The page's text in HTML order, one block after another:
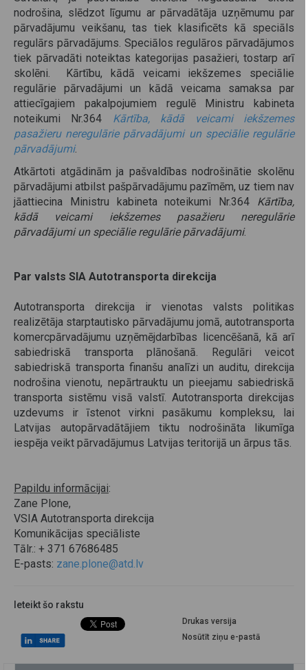
nodrošina, slēdzot līgumu ar pārvadātāja uzņēmumu par
pārvadājumu veikšanu, tas tiek klasificēts kā speciāls
regulārs pārvadājums. Speciālos regulāros pārvadājumos
tiek pārvadāti noteiktas kategorijas pasažieri, tostarp arī
skolēni. Kārtību, kādā veicami iekšzemes speciālie
regulārie pārvadājumi un kādā veicama samaksa par
attiecīgajiem pakalpojumiem regulē Ministru kabineta
noteikumi Nr.364 Kārtība, kādā veicami iekšzemes
pasažieru neregulārie pārvadājumi un speciālie regulārie
pārvadājumi.
Atkārtoti atgādinām ja pašvaldības nodrošinātie skolēnu
pārvadājumi atbilst pašpārvadājumu pazīmēm, uz tiem nav
jāattiecina Ministru kabineta noteikumi Nr.364 Kārtība,
kādā veicami iekšzemes pasažieru neregulārie
pārvadājumi un speciālie regulārie pārvadājumi.
Par valsts SIA Autotransporta direkcija
Autotransporta direkcija ir vienotas valsts politikas
realizētāja starptautisko pārvadājumu jomā, autotransporta
komercpārvadājumu uzņēmējdarbības licencēšanā, kā arī
sabiedriskā transporta plānošanā. Regulāri veicot
sabiedriskā transporta finanšu analīzi un auditu, direkcija
nodrošina vienotu, nepārtrauktu un pieejamu sabiedriskā
transporta sistēmu visā valstī. Autotransporta direkcijas
uzdevums ir īstenot virkni pasākumu kompleksu, lai
Latvijas autopārvadātājiem tiktu nodrošināta likumīga
iespēja veikt pārvadājumus Latvijas teritorijā un ārpus tās.
Papildu informācijai:
Zane Plone,
VSIA Autotransporta direkcija
Komunikācijas speciāliste
Tālr.: + 371 67686485
E-pasts: zane.plone@atd.lv
Ieteikt šo rakstu
Drukas versija
Nosūtīt ziņu e-pastā